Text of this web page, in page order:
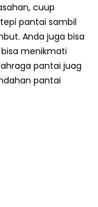
cuup
pantai sambil
Anda juga bisa
menikmati
pantai juag
pantai